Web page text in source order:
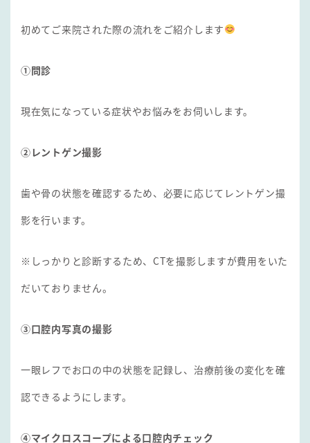
初めてご来院された際の流れをご紹介します
①問診
現在気になっている症状やお悩みをお伺いします。
②レントゲン撮影
歯や骨の状態を確認するため、必要に応じてレントゲン撮
影を行います。
※しっかりと診断するため、CTを撮影しますが費用をいた
だいておりません。
③口腔内写真の撮影
一眼レフでお口の中の状態を記録し、治療前後の変化を確
認できるようにします。
④マイクロスコープによる口腔内チェック